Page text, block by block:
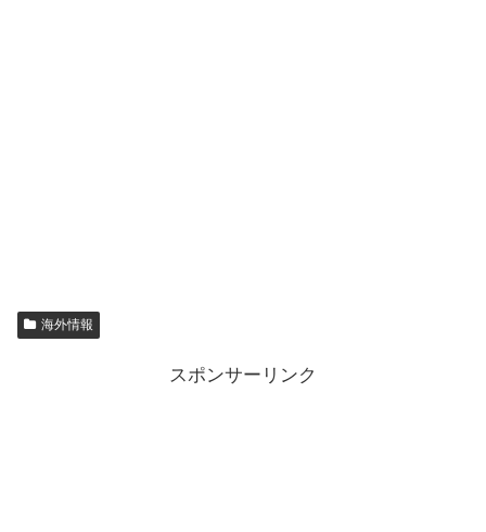
海外情報
スポンサーリンク